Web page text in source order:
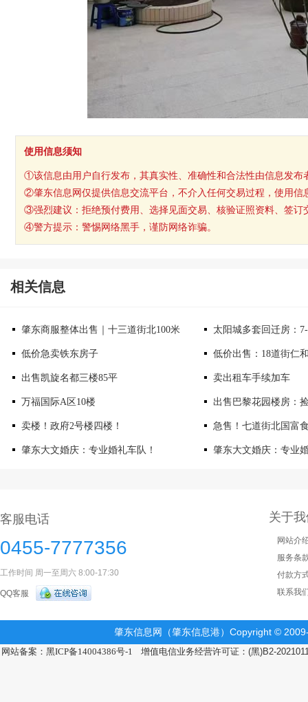
使用信息须知
①该信息由用户自行发布，其真实性、准确性和合法性由信息发布
②肇东信息网仅提供信息交流平台，不介入任何交易过程，使用信
③强烈建议：拒绝预付费用、选择见面交易、核验证照资料、签订
④警方提示：警惕网络黑手，谨防网络诈骗。
相关信息
肇东商服整体出售｜十三道街北100米 太阳城多套回迁房：
低价急卖铁东房子 低价出售：18道街仁
出售凯旋名都三楼85平 卖出租车手续加车
万福国际A区10楼 出售巴黎花园楼房：
卖楼！政府2号楼四楼！ 急售！七道街北国富
肇东大文婚庆：专业婚礼车队！ 肇东大文婚庆：专业
客服电话
0455-7777356
工作时间 周一至周六 8:00-17:30
QQ客服
关于
网站介
服务条
付款方
联系我
肇东信息网（肇东信息港）Copyright ©
网站备案：黑ICP备14004386号-1 增值电信业务经营许可证：(黑)B2-